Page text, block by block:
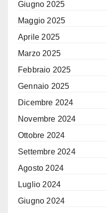
Giugno 2025
Maggio 2025
Aprile 2025
Marzo 2025
Febbraio 2025
Gennaio 2025
Dicembre 2024
Novembre 2024
Ottobre 2024
Settembre 2024
Agosto 2024
Luglio 2024
Giugno 2024